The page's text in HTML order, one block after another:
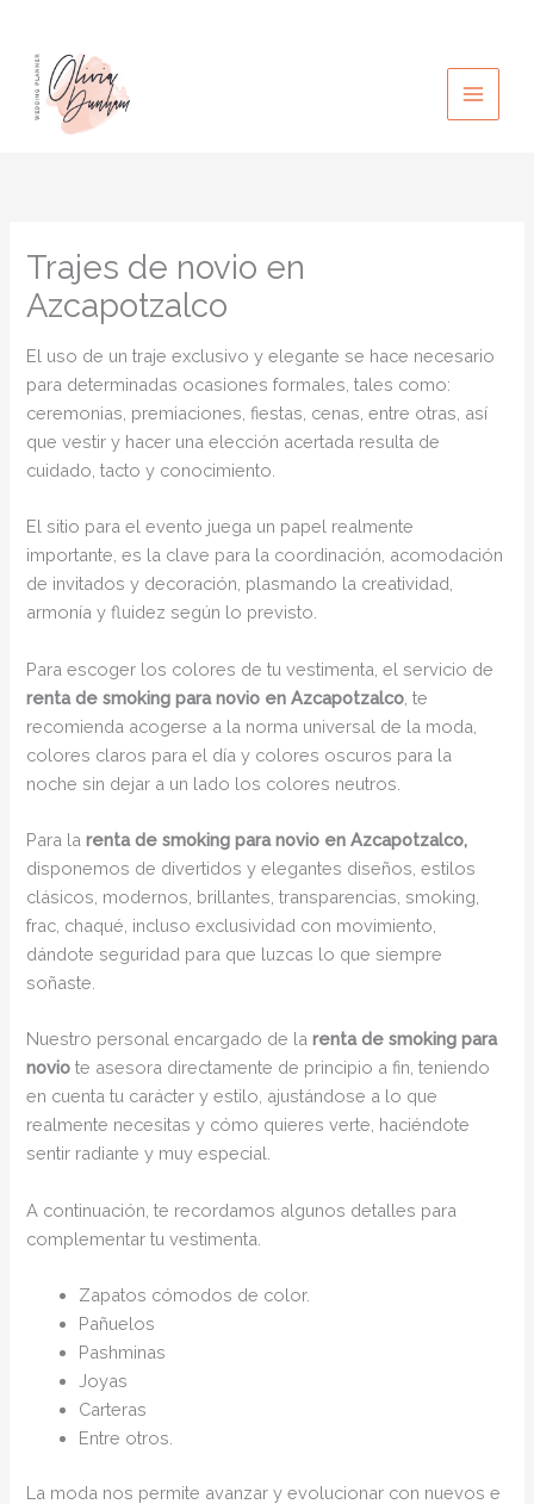
contenido
Trajes de novio en
Azcapotzalco
El uso de un traje exclusivo y elegante se hace necesario
para determinadas ocasiones formales, tales como:
ceremonias, premiaciones, fiestas, cenas, entre otras, así
que vestir y hacer una elección acertada resulta de
cuidado, tacto y conocimiento.
El sitio para el evento juega un papel realmente
importante, es la clave para la coordinación, acomodación
de invitados y decoración, plasmando la creatividad,
armonía y fluidez según lo previsto.
Para escoger los colores de tu vestimenta, el servicio de
renta de smoking para novio en Azcapotzalco , te
recomienda acogerse a la norma universal de la moda,
colores claros para el día y colores oscuros para la
noche sin dejar a un lado los colores neutros.
Para larenta de smoking para novio en Azcapotzalco,
disponemos de divertidos y elegantes diseños, estilos
clásicos, modernos, brillantes, transparencias, smoking,
frac, chaqué, incluso exclusividad con movimiento,
dándote seguridad para que luzcas lo que siempre
soñaste.
Nuestro personal encargado de larenta de smoking para
novio te asesora directamente de principio a fin, teniendo
en cuenta tu carácter y estilo, ajustándose a lo que
realmente necesitas y cómo quieres verte, haciéndote
sentir radiante y muy especial.
A continuación, te recordamos algunos detalles para
complementar tu vestimenta.
Zapatos cómodos de color.
Pañuelos
Pashminas
Joyas
Carteras
Entre otros.
La moda nos permite avanzar y evolucionar con nuevos e